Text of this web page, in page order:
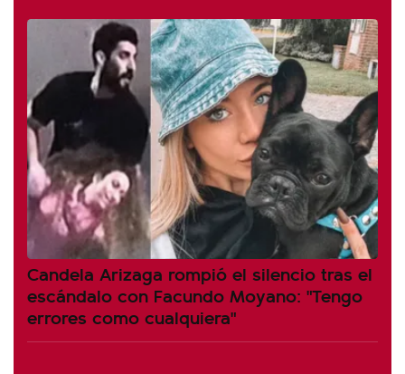
Candela Arizaga rompió el silencio tras el
escándalo con Facundo Moyano: "Tengo
errores como cualquiera"